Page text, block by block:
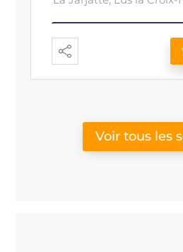
Voir tous les